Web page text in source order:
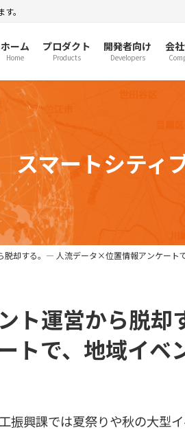
。
ホーム
Home
プロダクト
Products
開発者向け
Developers
会
スマートシティ
脱却する。― 人流データ×位置情報アンケート
ト運営から脱
トで、地域イベ
振興課では夏祭りや秋の大型